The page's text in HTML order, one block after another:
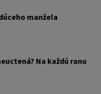
manžela
Na každú ranu